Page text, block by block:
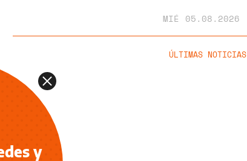
MIÉ 05.08.2026
ÚLTIMAS NOTICIAS
y